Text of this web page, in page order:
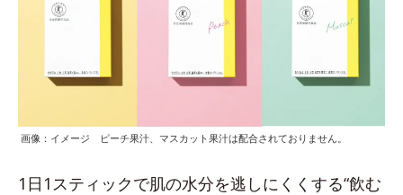
画像：イメージ ピーチ果汁、マスカット果汁は配合されておりません。
1日1スティックで肌の水分を逃しにくくする“飲む